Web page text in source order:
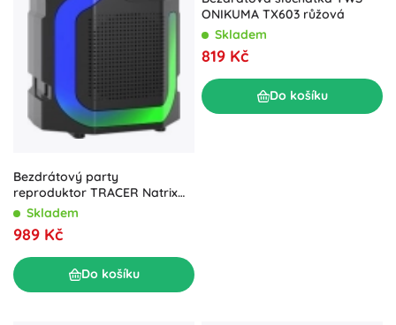
Bezdrátový party
reproduktor TRACER Natrix
TWS s Bluetooth a LED
Skladem
989 Kč
Do košíku
ONIKUMA TX603 růžová
Skladem
819 Kč
Do košíku